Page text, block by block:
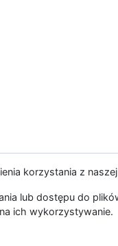
korzystania z
lub dostępu do
ich wykorzystywanie.